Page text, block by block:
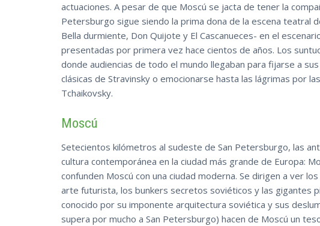
actuaciones. A pesar de que Moscú se jacta de tener la
Petersburgo sigue siendo la prima dona de la escena teatral
Bella durmiente, Don Quijote y El Cascanueces- en el
presentadas por primera vez hace cientos de años. Los
donde audiencias de todo el mundo llegaban para fijarse a
clásicas de Stravinsky o emocionarse hasta las lágrimas por
Tchaikovsky.
Moscú
Setecientos kilómetros al sudeste de San Petersburgo, las
cultura contemporánea en la ciudad más grande de Europa:
confunden Moscú con una ciudad moderna. Se dirigen a ver
arte futurista, los bunkers secretos soviéticos y las gigantes
conocido por su imponente arquitectura soviética y sus
supera por mucho a San Petersburgo) hacen de Moscú un